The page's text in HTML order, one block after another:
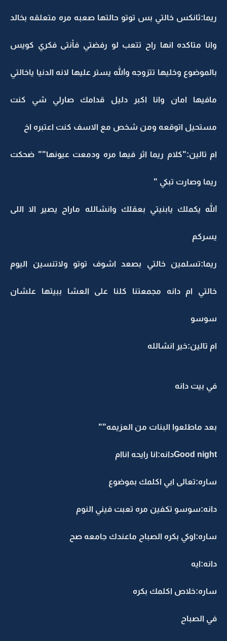
ريما:ثانكس خالتي بس توتو حالتها صعبه مره متعلقه بخالد
وانا متاكده انها راح تتعب لو رفضتي فأنتى فكري كويس
بالموضوع وخليها تتزوجه والله يستر عليها لانه الدنيا ياخالتي
مافيها امان وانا اكبر دليل قدامك صارلي شي كنت
مستحيل اتوقعه ومن شخص مع الاسف كنت اعتبره اخ
ام تالين:"كلام ريما اثر فيها مره ودمعت عيونها"" ضحكت
ريما وصارت تبكي "
الله يكملك يابنيتي بعقلك وانشالله ماراح يصير الا اللى
يسركم
ريما:تسلمين خالتي بصعد اشوف توتو ولاتنسين اليوم
خالتي ام دانه مجمعتنا كلنا على العشا ببيتها علشان
سوسو
ام تالين:خير انشالله
في بيت دانه
بعد ماطلعوا البنات من العزيمه""
Good nightدانه:انا رايحه اناام
ساره:تعالى ابي اكلمك بموضوع
دانه:سوسو تكفين مره تعبت فيني النوم
ساره:اوكي بكره الصباح ماعندك جامعه صح
دانه:ايه
ساره:خلاص اكلمك بكره
في الصباح